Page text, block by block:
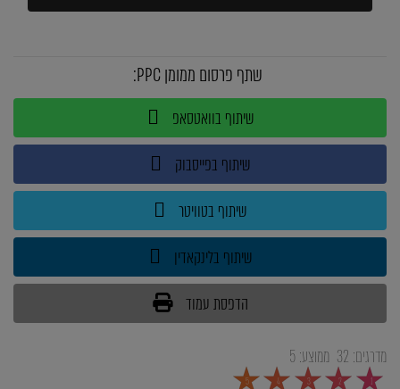
שתף פרסום ממומן PPC:
שיתוף בוואטסאפ
שיתוף בפייסבוק
שיתוף בטוויטר
שיתוף בלינקאדין
הדפסת עמוד
מדרגים: 32 ממוצע:5
1
2
3
4
5